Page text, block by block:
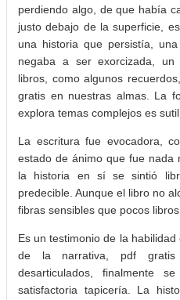
perdiendo algo, de que había
justo debajo de la superficie,
una historia que persistía,
negaba a ser exorcizada,
libros, como algunos
gratis en nuestras almas. La
explora temas complejos es
La escritura fue evocadora,
estado de ánimo que fue nada
la historia en sí se sintió
predecible. Aunque el libro no
fibras sensibles que pocos
Es un testimonio de la
de la narrativa, pdf gratis
desarticulados, finalmente
satisfactoria tapicería. La